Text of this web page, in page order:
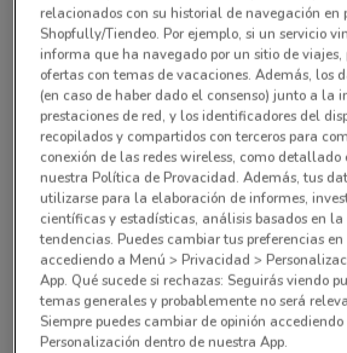
Sucursales Sam's Club alrededor
Av. Revolución 1267 Álvaro
3.8 km
CERRADO
Lorenzo Butorini S/N Col.
Cuauhtémoc Ciudad De México
5.3 km
CERRADO
Av. Ejército Nacional 559
5.9 km
CERRADO
relacionados con su historial de navegación en
Shopfully/Tiendeo. Por ejemplo, si un servicio
informa que ha navegado por un sitio de
ofertas con temas de vacaciones. Además, los
(en caso de haber dado el consenso) junto a la
prestaciones de red, y los identificadores del
recopilados y compartidos con terceros para
conexión de las redes wireless, como detallado
nuestra Política de Provacidad. Además, tus
utilizarse para la elaboración de informes,
científicas y estadísticas, análisis basados en
tendencias. Puedes cambiar tus preferencias
accediendo a Menú > Privacidad >
App. Qué sucede si rechazas: Seguirás viendo
temas generales y probablemente no será
Siempre puedes cambiar de opinión
Personalización dentro de nuestra App.